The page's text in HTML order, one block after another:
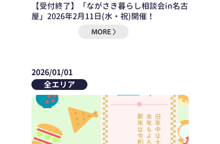
【受付終了】「ながさき暮らし相談会in名古
屋」2026年2月11日(水・祝)開催！
2026/01/01
全エリア